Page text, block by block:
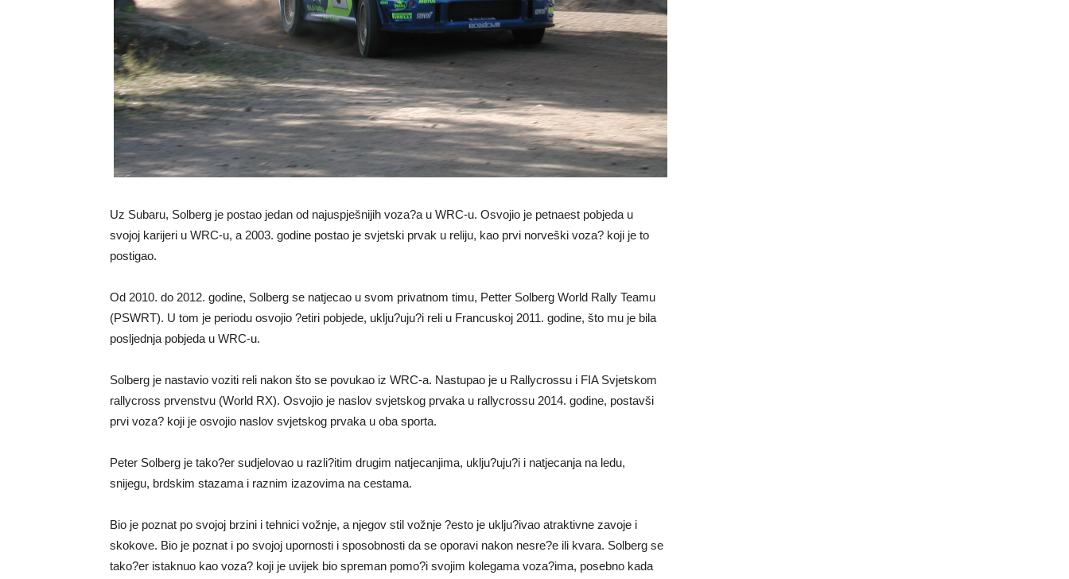
Uz Subaru, Solberg je postao jedan od najuspješnijih voza?a u WRC-u. Osvojio je petnaest pobjeda u
svojoj karijeri u WRC-u, a 2003. godine postao je svjetski prvak u reliju, kao prvi norveški voza? koji je to
postigao.
Od 2010. do 2012. godine, Solberg se natjecao u svom privatnom timu, Petter Solberg World Rally Teamu
(PSWRT). U tom je periodu osvojio ?etiri pobjede, uklju?uju?i reli u Francuskoj 2011. godine, što mu je bila
posljednja pobjeda u WRC-u.
Solberg je nastavio voziti reli nakon što se povukao iz WRC-a. Nastupao je u Rallycrossu i FIA Svjetskom
rallycross prvenstvu (World RX). Osvojio je naslov svjetskog prvaka u rallycrossu 2014. godine, postavši
prvi voza? koji je osvojio naslov svjetskog prvaka u oba sporta.
Peter Solberg je tako?er sudjelovao u razli?itim drugim natjecanjima, uklju?uju?i i natjecanja na ledu,
snijegu, brdskim stazama i raznim izazovima na cestama.
Bio je poznat po svojoj brzini i tehnici vožnje, a njegov stil vožnje ?esto je uklju?ivao atraktivne zavoje i
skokove. Bio je poznat i po svojoj upornosti i sposobnosti da se oporavi nakon nesre?e ili kvara. Solberg se
tako?er istaknuo kao voza? koji je uvijek bio spreman pomo?i svojim kolegama voza?ima, posebno kada